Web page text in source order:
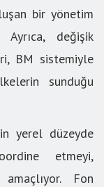
bir yönetim
değişik
BM sistemiyle
sunduğu
yerel düzeyde
etmeyi,
amaçlıyor. Fon